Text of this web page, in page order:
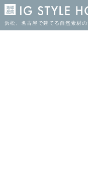
浜松、名古屋で建てる自然素材